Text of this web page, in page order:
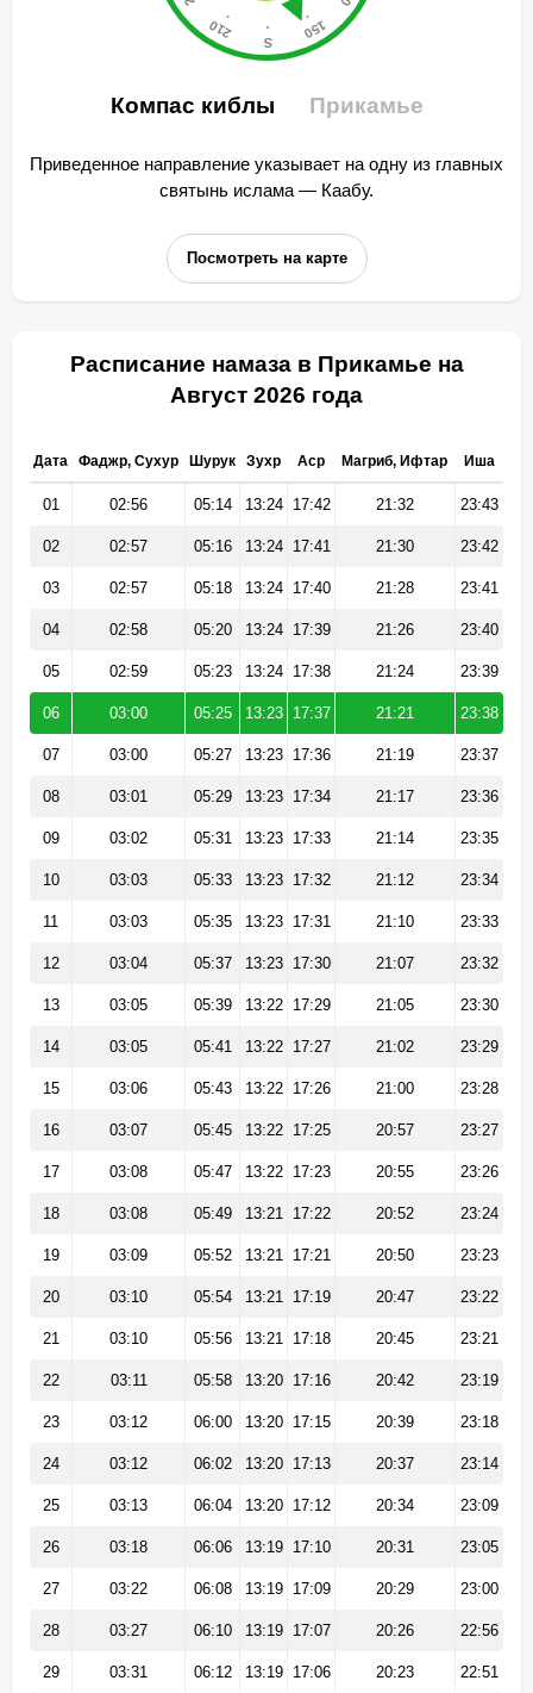
Компас киблы Прикамье
Приведенное направление указывает на одну из главных
святынь ислама — Каабу.
Посмотреть на карте
Расписание намаза в Прикамье на
Август 2026 года
Дата Фаджр, Сухур Шурук Зухр Аср Магриб, Ифтар Иша
01 02:56 05:14 13:24 17:42 21:32 23:43
02 02:57 05:16 13:24 17:41 21:30 23:42
03 02:57 05:18 13:24 17:40 21:28 23:41
04 02:58 05:20 13:24 17:39 21:26 23:40
05 02:59 05:23 13:24 17:38 21:24 23:39
06 03:00 05:25 13:23 17:37 21:21 23:38
07 03:00 05:27 13:23 17:36 21:19 23:37
08 03:01 05:29 13:23 17:34 21:17 23:36
09 03:02 05:31 13:23 17:33 21:14 23:35
10 03:03 05:33 13:23 17:32 21:12 23:34
11 03:03 05:35 13:23 17:31 21:10 23:33
12 03:04 05:37 13:23 17:30 21:07 23:32
13 03:05 05:39 13:22 17:29 21:05 23:30
14 03:05 05:41 13:22 17:27 21:02 23:29
15 03:06 05:43 13:22 17:26 21:00 23:28
16 03:07 05:45 13:22 17:25 20:57 23:27
17 03:08 05:47 13:22 17:23 20:55 23:26
18 03:08 05:49 13:21 17:22 20:52 23:24
19 03:09 05:52 13:21 17:21 20:50 23:23
20 03:10 05:54 13:21 17:19 20:47 23:22
21 03:10 05:56 13:21 17:18 20:45 23:21
22 03:11 05:58 13:20 17:16 20:42 23:19
23 03:12 06:00 13:20 17:15 20:39 23:18
24 03:12 06:02 13:20 17:13 20:37 23:14
25 03:13 06:04 13:20 17:12 20:34 23:09
26 03:18 06:06 13:19 17:10 20:31 23:05
27 03:22 06:08 13:19 17:09 20:29 23:00
28 03:27 06:10 13:19 17:07 20:26 22:56
29 03:31 06:12 13:19 17:06 20:23 22:51